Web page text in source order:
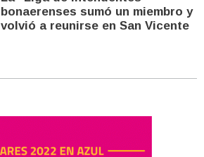
bonaerenses sumó un miembro y
volvió a reunirse en San Vicente